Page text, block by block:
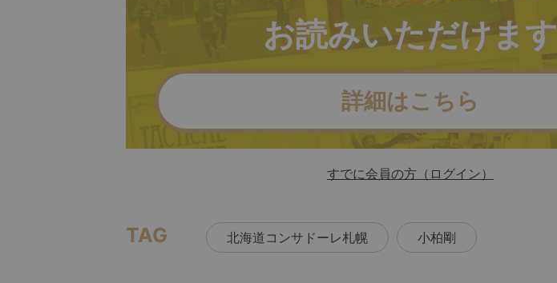
お読みいただけます
詳細はこちら
すでに会員の方（ログイン）
TAG 北海道コンサドーレ札幌 小柏剛